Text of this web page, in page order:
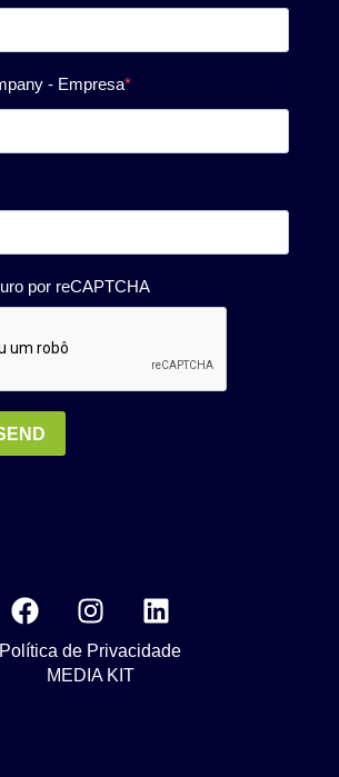
Política de Privacidade
MEDIA KIT